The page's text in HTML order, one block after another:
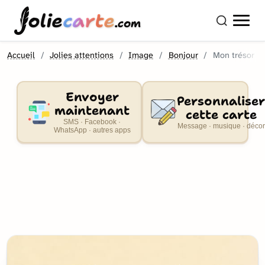
oliecarte.com
Accueil Jolies attentions Image Bonjour Mon trésor
Envoyer
maintenant
SMS · Facebook ·
WhatsApp · autres apps
Personnaliser
cette carte
Message · musique · décor